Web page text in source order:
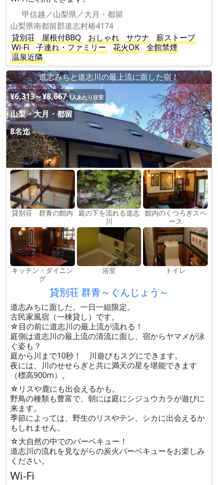
甲信越／山梨県／大月・都留
山梨県南都留郡道志村椿4174
貸別荘
屋根付BBQ おしゃれ サウナ
薪ストーブ
Wi-Fi
子連れ・ファミリー 花火OK
全館禁煙
温泉近隣
道志みちと道志川の最上流に面した宿！
¥6,313～¥8,667 1人あたり目安
山梨・大月・都留
8名迄
貸別荘 群青の館内
庭の下を流れる道志
川
館内のくつろぎスペ
ース
キッチン・ダイニン
グ
浴室 トイレ
貸別荘 群青～ぐんじょう～
道志みちに面した。一日一組限定。
古民家風宿（一棟貸し）です。
☆目の前に道志川の最上流が流れる！
庭側は道志川の最上流の清流に面し、宿からヤマメが泳
ぐ姿も？
庭から川まで10秒！ 川遊びもスグにできます。
夜には、川のせせらぎと共に満天の星を堪能できます
（標高900m）。
☆リスや鹿にも出会えるかも。
野鳥の種類も豊富で、朝には庭にシジュウカラが遊びに
来ます。
季節によっては、野生のリスやテン、シカに出会えるか
もしれません。
☆大自然の中でのバーベキュー！
道志川の流れを見ながらの炭火バーベキューをお楽しみ
ください。
Wi-Fi